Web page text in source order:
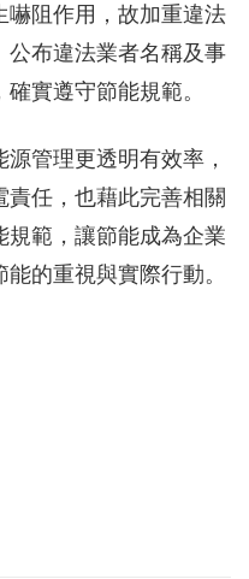
嚇阻作用，故加重違法
公布違法業者名稱及事
實遵守節能規範。
管理更透明有效率，
任，也藉此完善相關
範，讓節能成為企業
的重視與實際行動。